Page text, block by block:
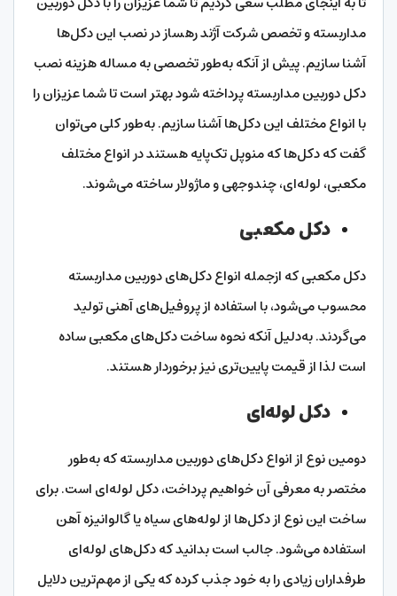
مداربسته و تخصص شرکت آژند رهساز در نصب این دکل‌ها
آشنا سازیم. پیش از آنکه به‌طور تخصصی به مساله هزینه نصب
دکل دوربین مداربسته پرداخته شود بهتر است تا شما عزیزان را
با انواع مختلف این دکل‌ها آشنا سازیم. به‌طور کلی می‌توان
گفت که دکل‌ها که منوپل تک‌پایه هستند در انواع مختلف
مکعبی، لوله‌ای، چندوجهی و ماژولار ساخته می‌شوند.
دکل مکعبی
دکل مکعبی که ازجمله انواع دکل‌های دوربین مداربسته
محسوب می‌شود، با استفاده از پروفیل‌های آهنی تولید
می‌گردند. به‌دلیل آنکه نحوه ساخت دکل‌های مکعبی ساده
است لذا از قیمت پایین‌تری نیز برخوردار هستند.
دکل لوله‌ای
دومین نوع از انواع دکل‌های دوربین مداربسته که به‌طور
مختصر به معرفی آن خواهیم پرداخت، دکل لوله‌ای است. برای
ساخت این نوع از دکل‌ها از لوله‌های سیاه یا گالوانیزه آهن
استفاده می‌شود. جالب است بدانید که دکل‌های لوله‌ای
طرفداران زیادی را به خود جذب کرده که یکی از مهم‌ترین دلایل